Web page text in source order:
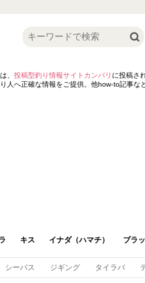
、 投稿型釣り情報サイトカンパリ に投稿さ
人へ正確な情報をご提供。他how-to記事な
キス イナダ（ハマチ） ブラ
シーバス ジギング タイラバ